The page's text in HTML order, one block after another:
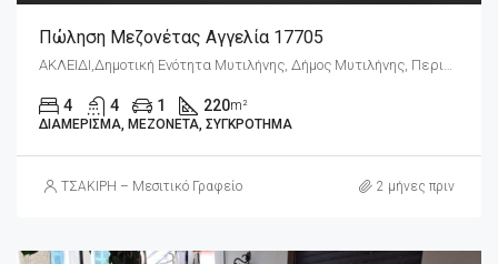
Πώληση Μεζονέτας Αγγελία 17705
4 4 1 220m²
ΔΙΑΜΈΡΙΣΜΑ, ΜΕΖΟΝΈΤΑ, ΣΥΓΚΡΌΤΗΜΑ
ΤΣΑΚΙΡΗ – Μεσιτικό Γραφείο 2 μήνες πριν